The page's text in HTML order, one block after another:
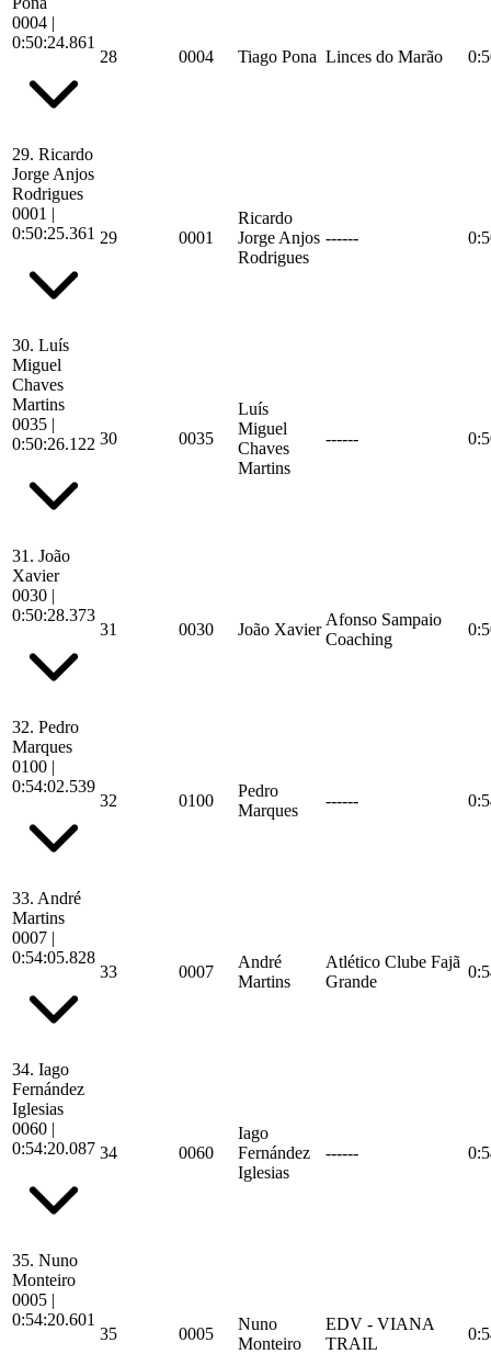
0004 |
0:50:24.861
28 0004 Tiago Pona Linces do Marão
29. Ricardo
Jorge Anjos
Rodrigues
0001 |
0:50:25.361 29 0001
Ricardo
Jorge Anjos
Rodrigues
------
30. Luís
Miguel
Chaves
Martins
0035 |
0:50:26.122 30 0035
Luís
Miguel
Chaves
Martins
------
31. João
Xavier
0030 |
0:50:28.373
31 0030 João Xavier
Afonso Sampaio
Coaching
32. Pedro
Marques
0100 |
0:54:02.539
32 0100
Pedro
Marques
------
33. André
Martins
0007 |
0:54:05.828
33 0007
André
Martins
Atlético Clube Fajã
Grande
34. Iago
Fernández
Iglesias
0060 |
0:54:20.087 34 0060
Iago
Fernández
Iglesias
------
35. Nuno
Monteiro
0005 |
0:54:20.601
35 0005
Nuno
Monteiro
EDV - VIANA
TRAIL